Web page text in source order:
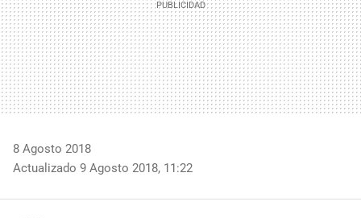
8 Agosto 2018
Actualizado 9 Agosto 2018, 11:22